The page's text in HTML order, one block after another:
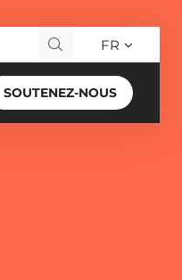
Recherche pour :
FR
SOUTENEZ-NOUS